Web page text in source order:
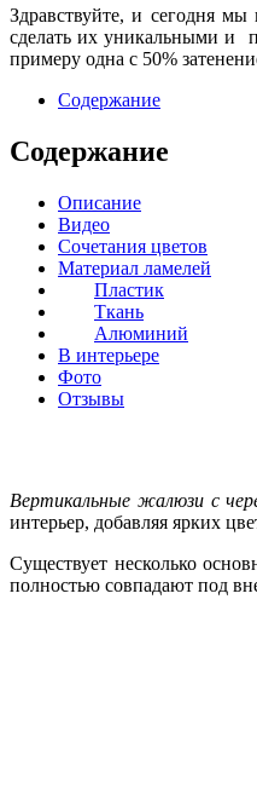
Здравствуйте, и сегодня мы
сделать их уникальными и
примеру одна с 50%
Содержание
Содержание
Описание
Видео
Сочетания цветов
Материал ламелей
Пластик
Ткань
Алюминий
В интерьере
Фото
Отзывы
Вертикальные жалюзи с
интерьер, добавляя ярких
Существует несколько
полностью совпадают под